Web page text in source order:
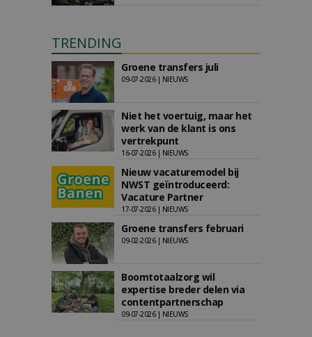
TRENDING
Groene transfers juli
09-07-2026 | NIEUWS
Niet het voertuig, maar het
werk van de klant is ons
vertrekpunt
16-07-2026 | NIEUWS
Nieuw vacaturemodel bij
NWST geïntroduceerd:
Vacature Partner
17-07-2026 | NIEUWS
Groene transfers februari
09-02-2026 | NIEUWS
Boomtotaalzorg wil
expertise breder delen via
contentpartnerschap
09-07-2026 | NIEUWS